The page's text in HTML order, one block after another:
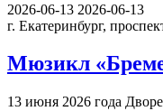
2026-06-13 2026-06-13
г. Екатеринбург,
Мюзикл
13 июня 2026 года